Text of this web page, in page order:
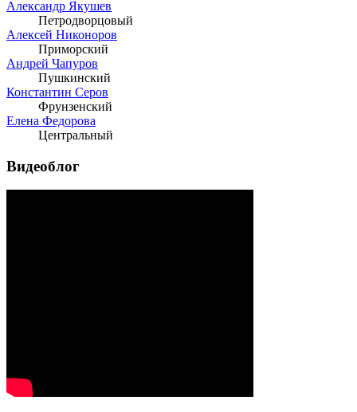
Александр Якушев
Петродворцовый
Алексей Никоноров
Приморский
Андрей Чапуров
Пушкинский
Константин Серов
Фрунзенский
Елена Федорова
Центральный
Видеоблог